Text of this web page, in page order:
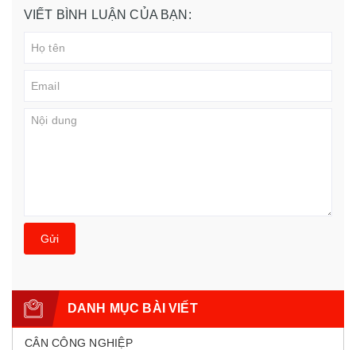
VIẾT BÌNH LUẬN CỦA BẠN:
Gửi
DANH MỤC BÀI VIẾT
CÂN CÔNG NGHIỆP